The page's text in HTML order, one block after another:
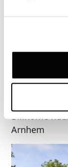
Bilihome
Arnhem